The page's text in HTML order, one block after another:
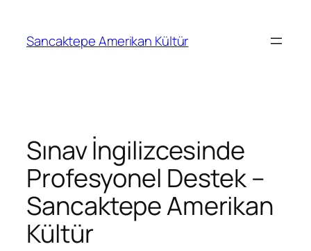
Sancaktepe Amerikan Kültür
Sınav İngilizcesinde
Profesyonel Destek –
Sancaktepe Amerikan
Kültür